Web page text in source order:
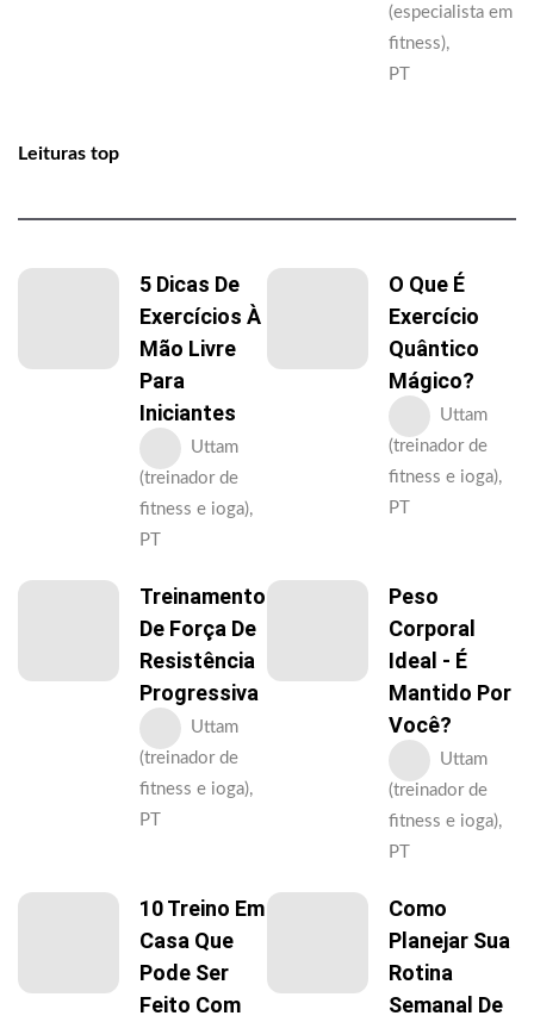
(especialista em
fitness),
PT
Leituras top
5 Dicas De
Exercícios À
Mão Livre
Para
Iniciantes
Uttam
(treinador de
fitness e ioga),
PT
O Que É
Exercício
Quântico
Mágico?
Uttam
(treinador de
fitness e ioga),
PT
Treinamento
De Força De
Resistência
Progressiva
Uttam
(treinador de
fitness e ioga),
PT
Peso
Corporal
Ideal - É
Mantido Por
Você?
Uttam
(treinador de
fitness e ioga),
PT
10 Treino Em
Casa Que
Pode Ser
Feito Com
Como
Planejar Sua
Rotina
Semanal De